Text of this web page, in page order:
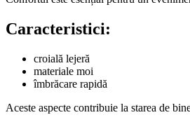
Caracteristici:
croială lejeră
materiale moi
îmbrăcare rapidă
Aceste aspecte contribuie la starea de